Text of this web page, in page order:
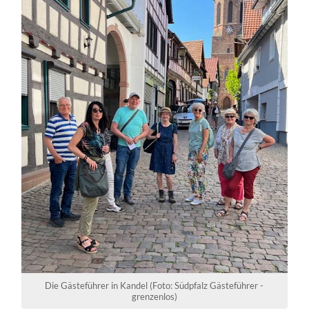
Die Gästeführer in Kandel (Foto: Südpfalz Gästeführer -
grenzenlos)